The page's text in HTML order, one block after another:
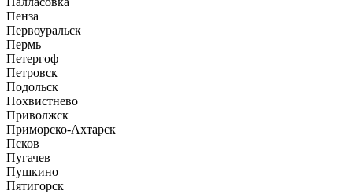
Пенза
Первоуральск
Пермь
Петергоф
Петровск
Подольск
Похвистнево
Приволжск
Приморско-Ахтарск
Псков
Пугачев
Пушкино
Пятигорск